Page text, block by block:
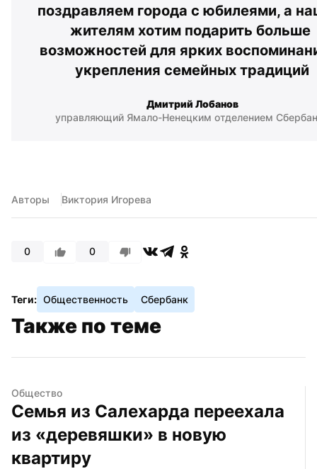
поздравляем города с юбилеями, а
жителям хотим подарить больше
возможностей для ярких
укрепления семейных традиций
Дмитрий Лобанов
управляющий Ямало-Ненецким отделением
Авторы Виктория Игорева
0 0
Теги: Общественность Сбербанк
Также по теме
Общество
Семья из Салехарда переехала
из «деревяшки» в новую
квартиру